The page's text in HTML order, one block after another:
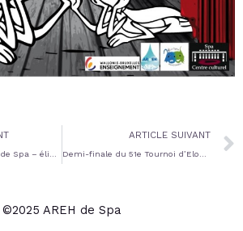
ARTICLE SUIVANT
©2025 AREH de Spa